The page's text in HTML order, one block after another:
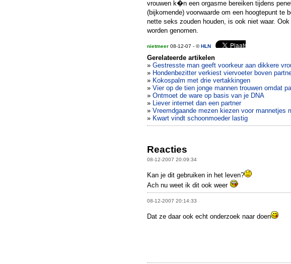
vrouwen k�n een orgasme bereiken tijdens
(bijkomende) voorwaarde om een hoogtepunt te
nette seks zouden houden, is ook niet waar.
worden genomen.
nietmeer 08-12-07 - ©HLN
Gerelateerde artikelen
» Gestresste man geeft voorkeur aan dikkere
» Hondenbezitter verkiest viervoeter boven
» Kokospalm met drie vertakkingen
» Vier op de tien jonge mannen trouwen omdat
» Ontmoet de ware op basis van je DNA
» Liever internet dan een partner
» Vreemdgaande mezen kiezen voor mannetjes
» Kwart vindt schoonmoeder lastig
Reacties
08-12-2007 20:09:34
Kan je dit gebruiken in het leven?
Ach nu weet ik dit ook weer
08-12-2007 20:14:33
Dat ze daar ook echt onderzoek naar doen